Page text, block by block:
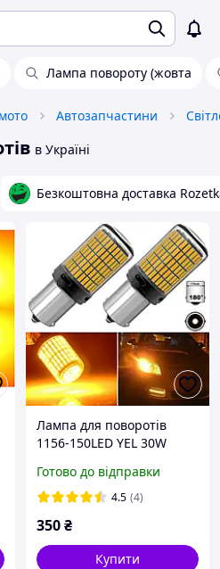
Лампа повороту (жовта
Автозапчастини
в Україні
Безкоштовна доставка
Лампа для поворотів
1156-150LED YEL 30W
цоколь1156 BA15S P21W
(180°), 12V-24V)
Готово до відправки
4.5 (4)
350₴
Купити